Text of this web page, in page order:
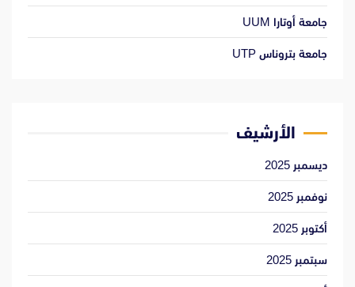
جامعة أوتارا UUM
جامعة بتروناس UTP
الأرشيف
ديسمبر 2025
نوفمبر 2025
أكتوبر 2025
سبتمبر 2025